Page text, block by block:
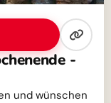
-
und wünschen